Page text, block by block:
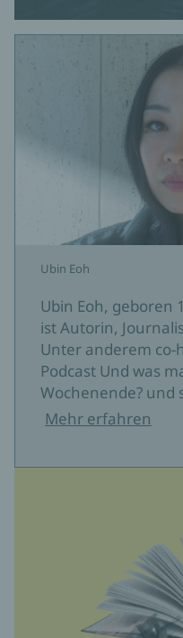
Ubin Eoh
Ubin Eoh, geboren
ist Autorin,
Unter anderem co-
Podcast Und was
Wochenende? und
Mehr erfahren